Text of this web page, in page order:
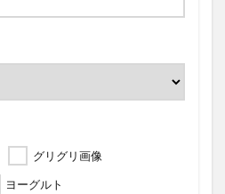
グリグリ画像
ヨーグルト